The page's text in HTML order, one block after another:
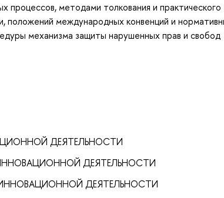
процессов, методами толкования и практического
положений международных конвенций и
механизма защиты нарушенных прав и свобод
ДЕЯТЕЛЬНОСТИ
ДЕЯТЕЛЬНОСТИ
ИННОВАЦИОННОЙ ДЕЯТЕЛЬНОСТИ